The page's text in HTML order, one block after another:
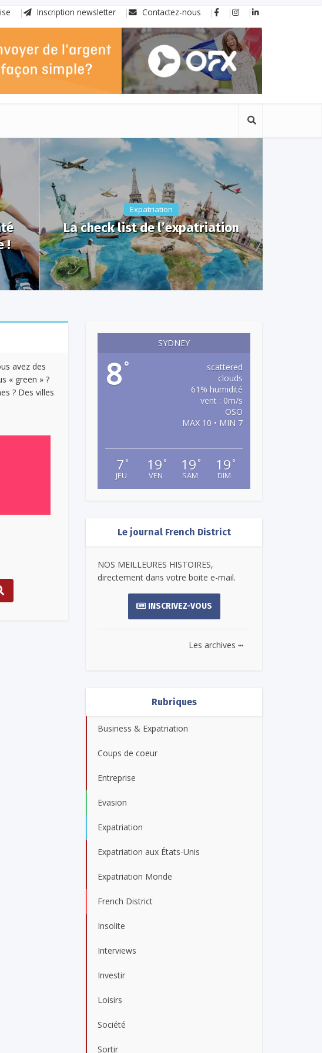
Inscription newsletter Contactez-nous
!
Expatriation
La check list de l’expatriation
avez des
« green » ?
? Des villes
SYDNEY
8°
scattered
clouds
61% humidité
vent : 0m/s
OSO
MAX 10 • MIN 7
7 °
JEU
19 °
VEN
19 °
SAM
19 °
DIM
Le journal French District
NOS MEILLEURES HISTOIRES,
directement dans votre boite e-mail.
INSCRIVEZ-VOUS
Les archives ...
Rubriques
Business & Expatriation
Coups de coeur
Entreprise
Evasion
Expatriation
Expatriation aux États-Unis
Expatriation Monde
French District
Insolite
Interviews
Investir
Loisirs
Société
Sortir